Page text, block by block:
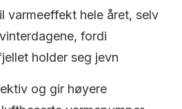
varmeeffekt hele året, selv
fordi
holder seg jevn
og gir høyere